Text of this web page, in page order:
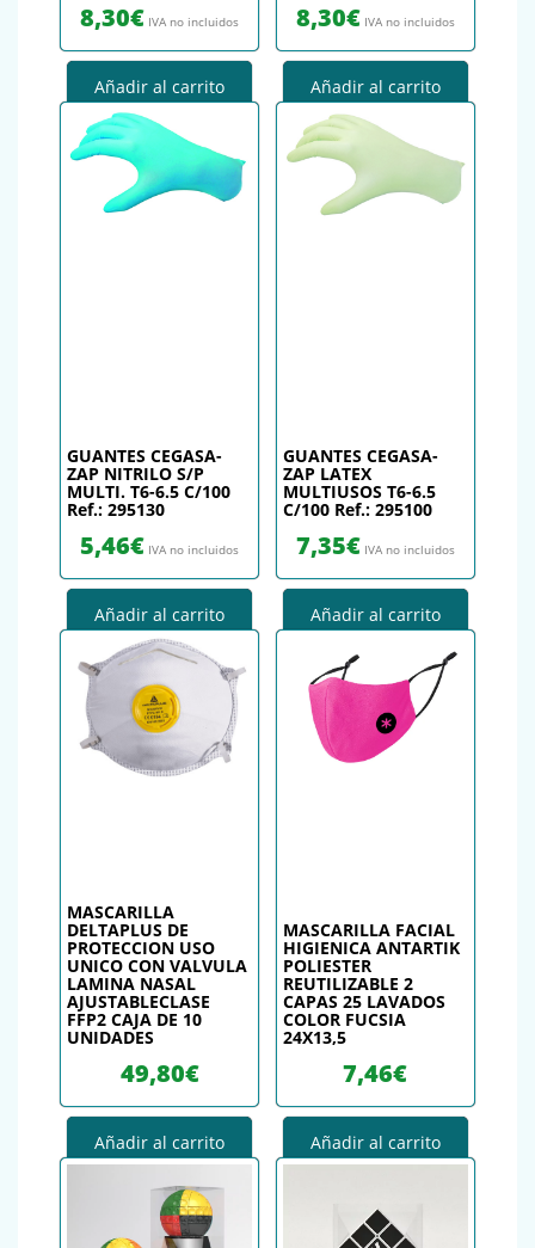
8,30€ IVA no incluidos
Añadir al carrito
8,30€ IVA no incluidos
Añadir al carrito
GUANTES CEGASA-
ZAP NITRILO S/P
MULTI. T6-6.5 C/100
Ref.: 295130
5,46€ IVA no incluidos
Añadir al carrito
GUANTES CEGASA-
ZAP LATEX
MULTIUSOS T6-6.5
C/100 Ref.: 295100
7,35€ IVA no incluidos
Añadir al carrito
MASCARILLA
DELTAPLUS DE
PROTECCION USO
UNICO CON VALVULA
LAMINA NASAL
AJUSTABLECLASE
FFP2 CAJA DE 10
UNIDADES
49,80€
Añadir al carrito
MASCARILLA FACIAL
HIGIENICA ANTARTIK
POLIESTER
REUTILIZABLE 2
CAPAS 25 LAVADOS
COLOR FUCSIA
24X13,5
7,46€
Añadir al carrito